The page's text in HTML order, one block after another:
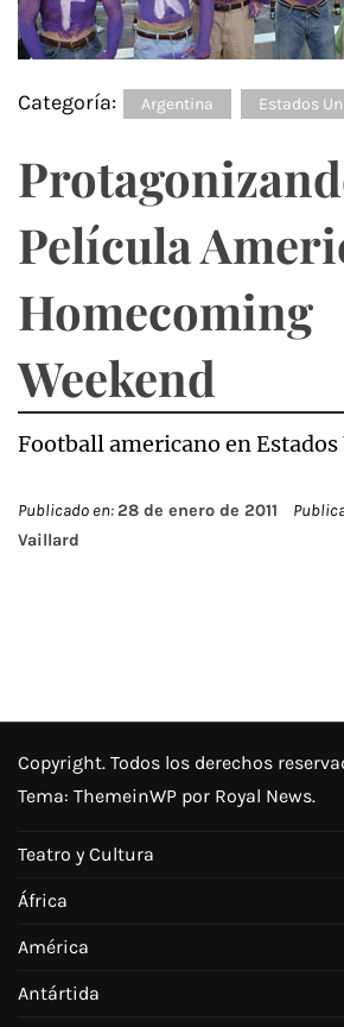
Categoría: Argentina Estados
Película
Homecoming
Weekend
Football americano en Estados
Publicado en:28 de enero de 2011
Vaillard
Copyright. Todos los derechos
Tema: ThemeinWP por Royal News.
Teatro y Cultura
África
América
Antártida